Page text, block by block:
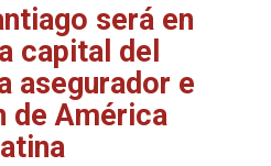
será en
capital del
asegurador e
de América